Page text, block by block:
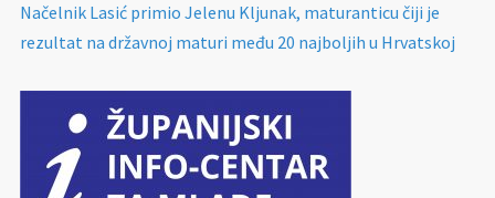
Načelnik Lasić primio Jelenu Kljunak, maturanticu čiji je
rezultat na državnoj maturi među 20 najboljih u Hrvatskoj